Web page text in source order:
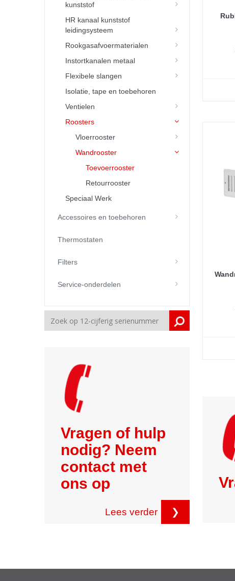
kunststof
HR kanaal kunststof
leidingsysteem
Rookgasafvoermaterialen
Instortkanalen metaal
Flexibele slangen
Isolatie, tape en toebehoren
Ventielen
Roosters
Vloerrooster
Wandrooster
Toevoerrooster
Retourrooster
Speciaal Werk
Accessoires en toebehoren
Thermostaten
Filters
Service-onderdelen
Vragen of hulp
nodig? Neem
contact met
ons op
Lees verder ❯